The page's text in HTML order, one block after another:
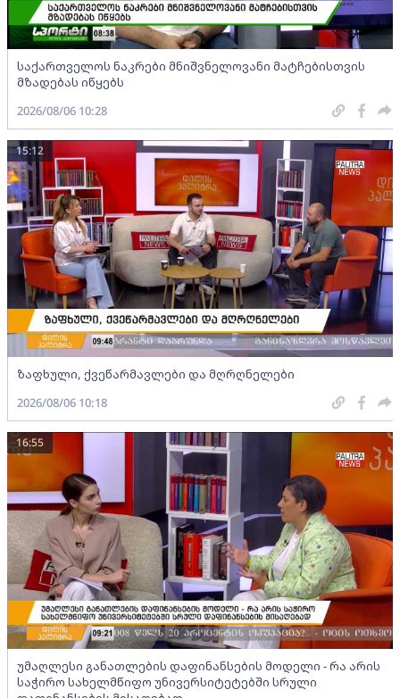
საქართველოს ნაკრები მნიშვნელოვანი მატჩებისთვის
მზადებას იწყებს
2026/08/06 10:28
ზაფხული, ქვეწარმავლები და მღრღნელები
15:12
2026/08/06 10:18
უმაღლესი განათლების დაფინანსების მოდელი - რა არის
საჭირო სახელმწიფო უნივერსიტეტებში სრული
16:55